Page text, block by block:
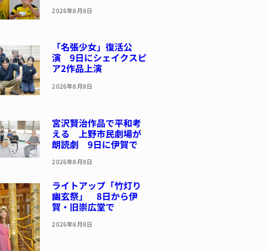
2026年8月8日
「名張少女」復活公
演 9日にシェイクスピ
ア2作品上演
2026年8月8日
宮沢賢治作品で平和考
える 上野市民劇場が
朗読劇 9日に伊賀で
2026年8月8日
ライトアップ「竹灯り
幽玄祭」 8日から伊
賀・旧崇広堂で
2026年8月8日